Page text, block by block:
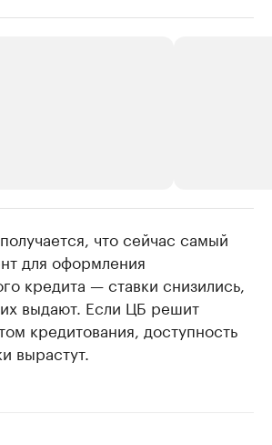
бизнеса на РБК
компании и развивайте личные продавцы
Ознакомьтесь с
что сейчас самый
для оформления
кредита — ставки снизились,
выдают. Если ЦБ решит
кредитования, доступность
вырастут.